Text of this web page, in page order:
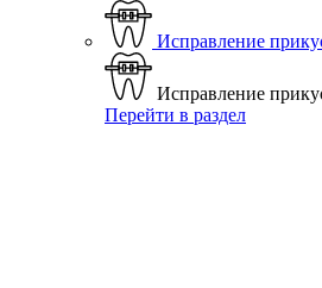
Исправление
Исправление
Перейти в раздел